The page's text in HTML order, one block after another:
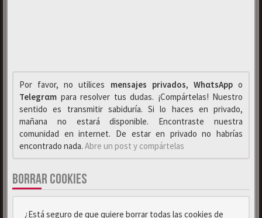
Por favor, no utilices mensajes privados, WhαtsAppo
Telegrαm para resolver tus dudas. ¡Compártelas! Nuestro
sentido es transmitir sabiduría. Si lo haces en privado,
mañana no estará disponible. Encontraste nuestra
comunidad en internet. De estar en privado no habrías
encontrado nada. Abre un post y compártelas
BORRAR COOKIES
¿Está seguro de que quiere borrar todas las cookies de